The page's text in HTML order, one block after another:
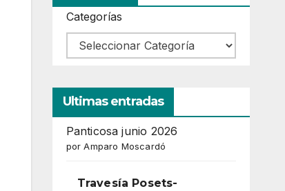
Categorías
Ultimas entradas
Panticosa junio 2026
por Amparo Moscardó
Travesía Posets-